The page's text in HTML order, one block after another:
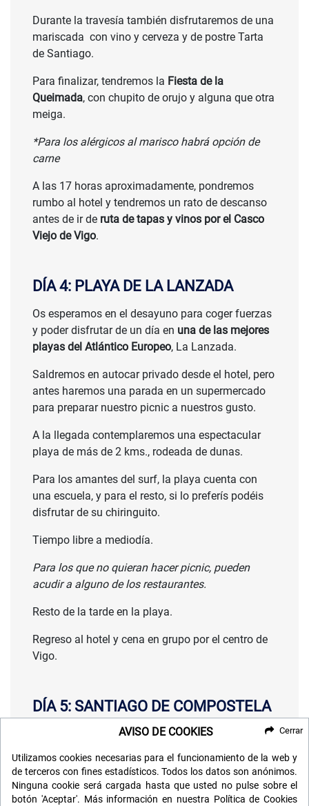
Durante la travesía también disfrutaremos de una
mariscada con vino y cerveza y de postre Tarta
de Santiago.
Para finalizar, tendremos la Fiesta de la
Queimada, con chupito de orujo y alguna que otra
meiga.
*Para los alérgicos al marisco habrá opción de
carne
A las 17 horas aproximadamente, pondremos
rumbo al hotel y tendremos un rato de descanso
antes de ir de ruta de tapas y vinos por el Casco
Viejo de Vigo.
DÍA 4: PLAYA DE LA LANZADA
Os esperamos en el desayuno para coger fuerzas
y poder disfrutar de un día en una de las mejores
playas del Atlántico Europeo, La Lanzada.
Saldremos en autocar privado desde el hotel, pero
antes haremos una parada en un supermercado
para preparar nuestro picnic a nuestros gusto.
A la llegada contemplaremos una espectacular
playa de más de 2 kms., rodeada de dunas.
Para los amantes del surf, la playa cuenta con
una escuela, y para el resto, si lo preferís podéis
disfrutar de su chiringuito.
Tiempo libre a mediodía.
Para los que no quieran hacer picnic, pueden
acudir a alguno de los restaurantes.
Resto de la tarde en la playa.
Regreso al hotel y cena en grupo por el centro de
Vigo.
DÍA 5: SANTIAGO DE COMPOSTELA
Desayuno de grupo y, en nuestro último día,
realizaremos un tour que nos llevará por los
antiguos caminos de peregrinación hasta la
Catedral de Santiago, donde podremos
contemplar la arquitectura y la espiritualidad de
AVISO DE COOKIES
Utilizamos cookies necesarias para el funcionamiento de la web y
de terceros con fines estadísticos. Todos los datos son anónimos.
Ninguna cookie será cargada hasta que usted no pulse sobre el
botón 'Aceptar'. Más información en nuestra Política de Cookies
Cerrar